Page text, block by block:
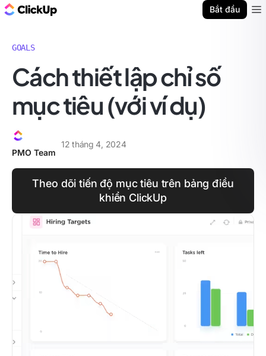
Bắt đầu
GOALS
Cách thiết lập chỉ số
mục tiêu (với ví dụ)
PMO Team
12 tháng 4, 2024
Theo dõi tiến độ mục tiêu trên bảng điều
khiển ClickUp